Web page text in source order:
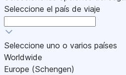
Seleccione el país de viaje
Seleccione uno o varios países
Worldwide
Europe (Schengen)